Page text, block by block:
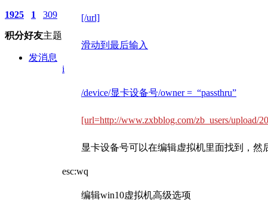
1925
积分
1
好友
309
主题
发消息
[/url]
滑动到最后输入
i
/device/显卡设备号/owner = “passthru”
[url=http://www.zxbblog.com/zb_users/upload/
显卡设备号可以在编辑虚拟机里面找到，然
esc:wq
编辑win10虚拟机高级选项